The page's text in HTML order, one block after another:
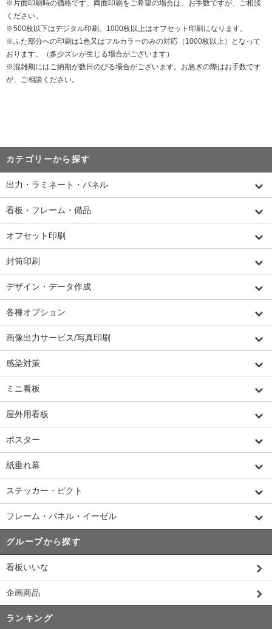
※片面印刷時の価格です。両面印刷をご希望の場合は、お手数ですが、ご相談
ください。
※500枚以下はデジタル印刷。1000枚以上はオフセット印刷になります。
※ふた部分への印刷は1色又はフルカラーのみの対応（1000枚以上）となって
おります。（多少ズレが生じる場合がございます）
※混雑期にはご納期が数日のびる場合がございます。お急ぎの際はお手数です
が、ご相談ください。
カテゴリーから探す
出力・ラミネート・パネル
看板・フレーム・備品
オフセット印刷
封筒印刷
デザイン・データ作成
各種オプション
画像出力サービス/写真印刷
感染対策
ミニ看板
屋外用看板
ポスター
紙垂れ幕
ステッカー・ピクト
フレーム・パネル・イーゼル
グループから探す
看板いいな
企画商品
ランキング